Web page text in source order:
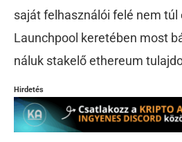
saját felhasználói felé nem túl
Launchpool keretében most
náluk stakelő ethereum
Hirdetés